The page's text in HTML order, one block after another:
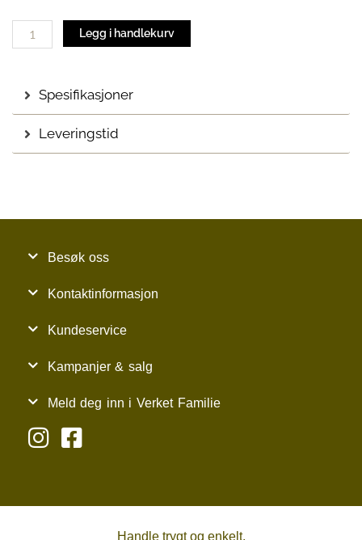
Legg i handlekurv
Spesifikasjoner
Leveringstid
Besøk oss
Kontaktinformasjon
Kundeservice
Kampanjer & salg
Meld deg inn i Verket Familie
Handle trygt og enkelt.